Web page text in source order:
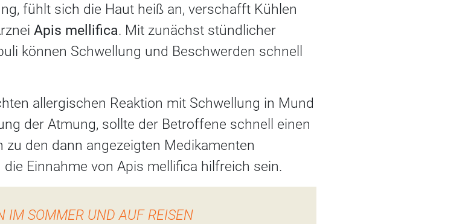
fühlt sich die Haut heiß an, verschafft Kühlen
Apis mellifica. Mit zunächst stündlicher
können Schwellung und Beschwerden schnell
allergischen Reaktion mit Schwellung in Mund
der Atmung, sollte der Betroffene schnell einen
den dann angezeigten Medikamenten
Einnahme von Apis mellifica hilfreich sein.
IM SOMMER UND AUF REISEN